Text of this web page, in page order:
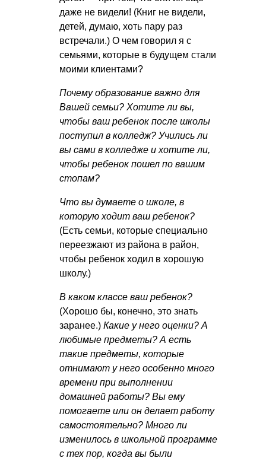
даже не видели! (Книг не видели,
детей, думаю, хоть пару раз
встречали.) О чем говорил я с
семьями, которые в будущем стали
моими клиентами?
Почему образование важно для
Вашей семьи? Хотите ли вы,
чтобы ваш ребенок после школы
поступил в колледж? Учились ли
вы сами в колледже и хотите ли,
чтобы ребенок пошел по вашим
стопам?
Что вы думаете о школе, в
которую ходит ваш ребенок?
(Есть семьи, которые специально
переезжают из района в район,
чтобы ребенок ходил в хорошую
школу.)
В каком классе ваш ребенок?
(Хорошо бы, конечно, это знать
заранее.) Какие у него оценки? А
любимые предметы? А есть
такие предметы, которые
отнимают у него особенно много
времени при выполнении
домашней работы? Вы ему
помогаете или он делает работу
самостоятельно? Много ли
изменилось в школьной программе
с тех пор, когда вы были